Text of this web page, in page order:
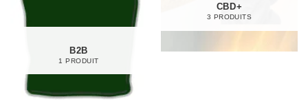
B2B
1 PRODUIT
CBD+
3 PRODUITS